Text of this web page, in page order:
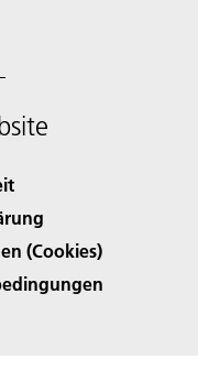
(Cookies)